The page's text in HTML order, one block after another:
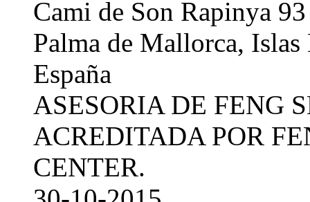
Cami de Son Rapinya 93
Palma de Mallorca, Islas
España
ASESORIA DE FENG
ACREDITADA POR
CENTER.